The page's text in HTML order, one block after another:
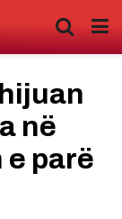
në
e parë